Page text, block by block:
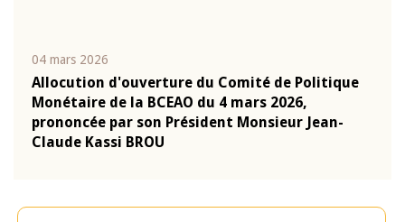
04 mars 2026
Allocution d'ouverture du Comité de Politique
Monétaire de la BCEAO du 4 mars 2026,
prononcée par son Président Monsieur Jean-
Claude Kassi BROU